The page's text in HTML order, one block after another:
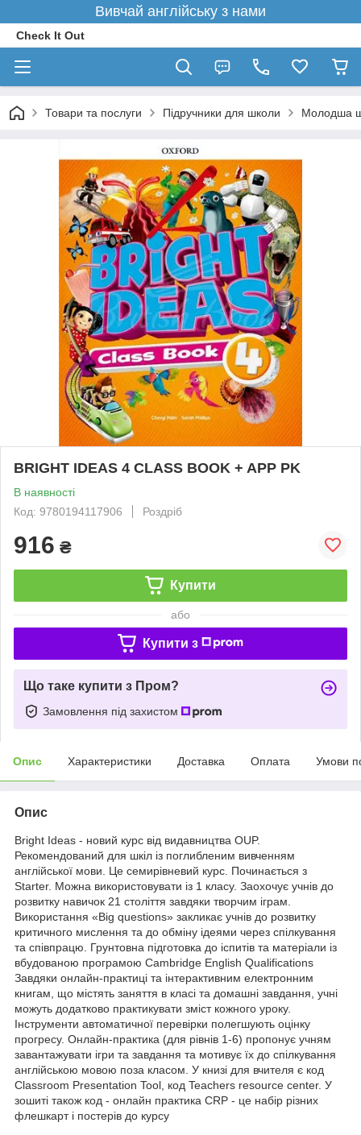
Вивчай англійську з нами
Check It Out
Товари та послуги Підручники для школи Молодша
BRIGHT IDEAS 4 CLASS BOOK + APP PK
В наявності
Код: 9780194117906
Роздріб
916 ₴
Купити
або
Купити з
Що таке купити з Пром?
Замовлення під захистом
Опис Характеристики Доставка Оплата Умови
Опис
Bright Ideas - новий курс від видавництва OUP.
Рекомендований для шкіл із поглибленим вивченням
англійської мови. Це семирівневий курс. Починається з
Starter. Можна використовувати із 1 класу. Заохочує учнів до
розвитку навичок 21 століття завдяки творчим іграм.
Використання «Big questions» закликає учнів до розвитку
критичного мислення та до обміну ідеями через спілкування
та співпрацю. Грунтовна підготовка до іспитів та матеріали із
вбудованою програмою Cambridge English Qualifications
Завдяки онлайн-практиці та інтерактивним електронним
книгам, що містять заняття в класі та домашні завдання, учні
можуть додатково практикувати зміст кожного уроку.
Інструменти автоматичної перевірки полегшують оцінку
прогресу. Онлайн-практика (для рівнів 1-6) пропонує учням
завантажувати ігри та завдання та мотивує їх до спілкування
англійською мовою поза класом. У книзі для вчителя є код
Classroom Presentation Tool, код Teachers resource center. У
зошиті також код - онлайн практика СRP - це набір різних
флешкарт і постерів до курсу